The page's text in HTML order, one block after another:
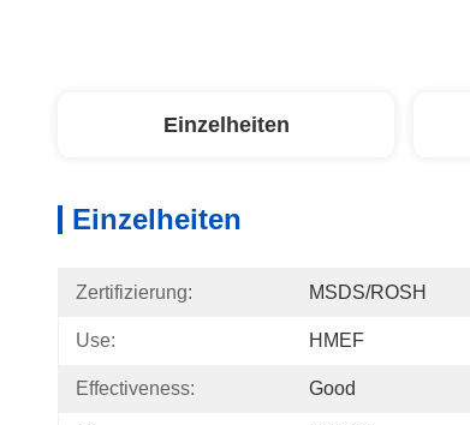
Einzelheiten
Einzelheiten
Zertifizierung: MSDS/ROSH
Use: HMEF
Effectiveness: Good